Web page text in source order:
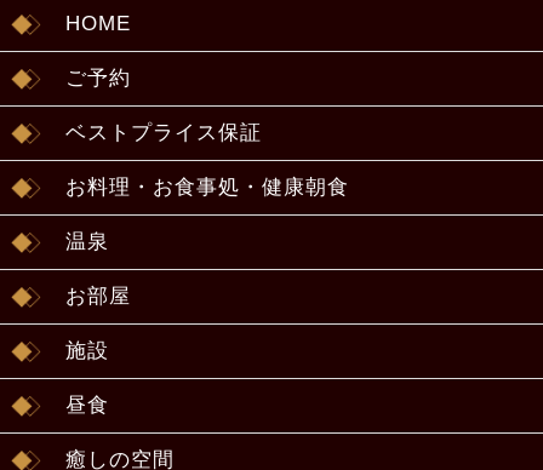
HOME
ご予約
ベストプライス保証
お料理・お食事処・健康朝食
温泉
お部屋
施設
昼食
癒しの空間